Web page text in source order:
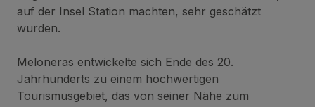
auf der Insel Station machten, sehr geschätzt
wurden.
Meloneras entwickelte sich Ende des 20.
Jahrhunderts zu einem hochwertigen
Tourismusgebiet, das von seiner Nähe zum